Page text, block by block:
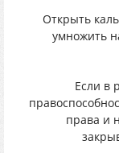
Открыть
умножить
Если в
права и